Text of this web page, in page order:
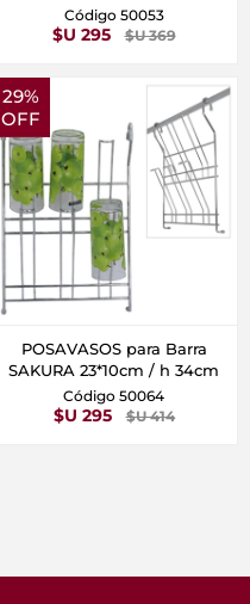
Código 50053
$U 295 $U 369
29%
OFF
POSAVASOS para Barra
SAKURA 23*10cm / h 34cm
Código 50064
$U 295 $U 414